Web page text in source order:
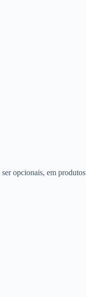
opcionais, em produtos